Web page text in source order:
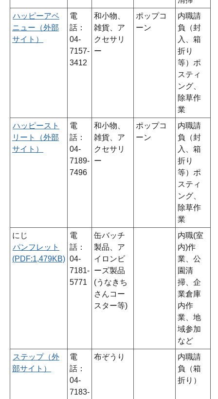
ハッピーアベ
ニュー（外部
サイト）
電
話：
04-
7157-
3412
和小物、
雑貨、ア
クセサリ
ー
ポップコ
ーン
内職請
負（封
入、箱
折り
等）ポ
スティ
ング、
除草作
業
ハッピースト
リート（外部
サイト）
電
話：
04-
7189-
7496
和小物、
雑貨、ア
クセサリ
ー
ポップコ
ーン
内職請
負（封
入、箱
折り
等）ポ
スティ
ング、
除草作
業
にじ
パンフレット
(PDF:1,479KB)
電
話：
04-
7181-
5771
缶バッチ
製品、ア
イロンビ
ーズ製品
(うなきち
さんコー
スター等)
内職(室
内)作
業、公
園清
掃、企
業倉庫
内作
業、地
域参加
など
ステップ（外
部サイト）
電
話：
04-
7183-
布ぞうり
内職請
負（箱
折り）